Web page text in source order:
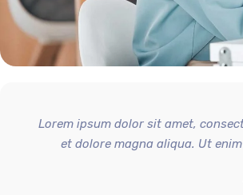
Lorem ipsum dolor sit amet,
et dolore magna aliqua. Ut